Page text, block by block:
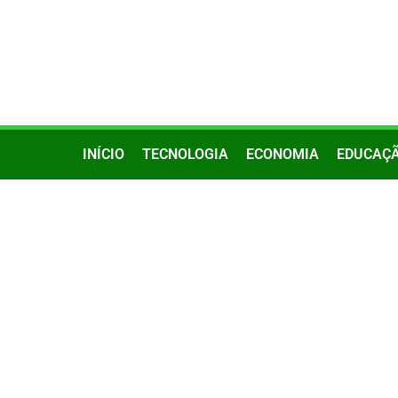
INÍCIO TECNOLOGIA ECONOMIA